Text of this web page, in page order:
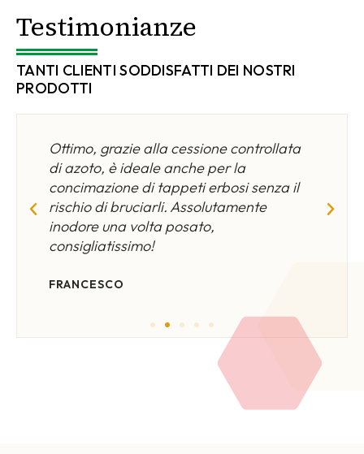
Testimonianze
TANTI CLIENTI SODDISFATTI DEI NOSTRI
PRODOTTI
Ottimo, grazie alla cessione controllata
di azoto, è ideale anche per la
concimazione di tappeti erbosi senza il
rischio di bruciarli. Assolutamente
inodore una volta posato,
consigliatissimo!
FRANCESCO